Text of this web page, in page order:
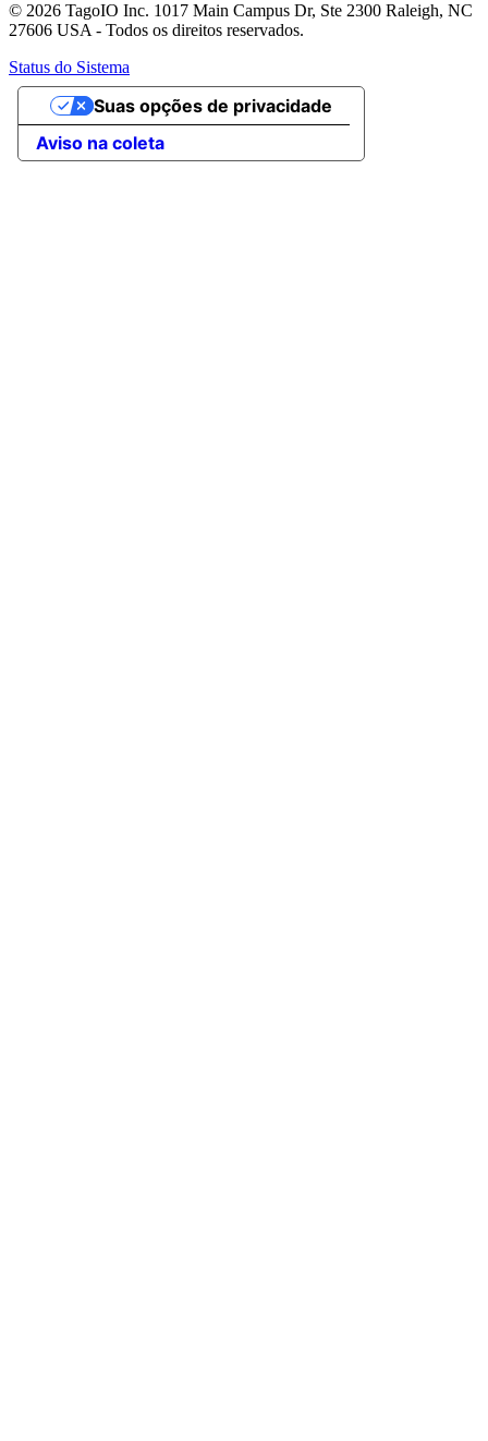
© 2026 TagoIO Inc. 1017 Main Campus Dr, Ste 2300 Raleigh, NC
27606 USA - Todos os direitos reservados.
Status do Sistema
Aviso na coleta
Suas opções de privacidade